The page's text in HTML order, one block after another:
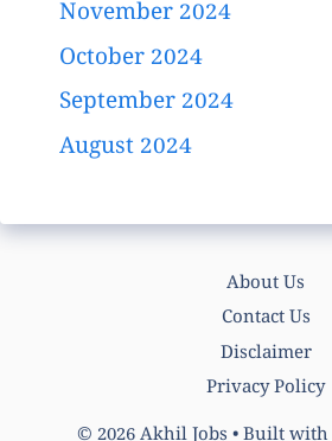
November 2024
October 2024
September 2024
August 2024
About Us
Contact Us
Disclaimer
Privacy Policy
© 2026 Akhil Jobs • Built with